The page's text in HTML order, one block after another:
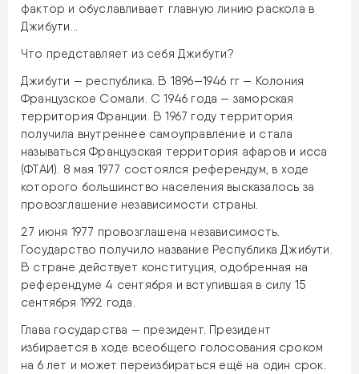
фактор и обуславливает главную линию раскола в
Джибути...
Что представляет из себя Джибути?
Джибути — республика. В 1896—1946 гг — Колония
Французское Сомали. С 1946 года — заморская
территория Франции. В 1967 году территория
получила внутреннее самоуправление и стала
называться Французская территория афаров и исса
(ФТАИ). 8 мая 1977 состоялся референдум, в ходе
которого большинство населения высказалось за
провозглашение независимости страны.
27 июня 1977 провозглашена независимость.
Государство получило название Республика Джибути.
В стране действует конституция, одобренная на
референдуме 4 сентября и вступившая в силу 15
сентября 1992 года.
Глава государства — президент. Президент
избирается в ходе всеобщего голосования сроком
на 6 лет и может переизбираться ещё на один срок.